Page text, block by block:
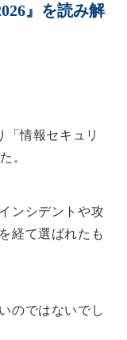
』を読み解
「情報セキュリ
。
ンシデントや攻
経て選ばれたも
のではないでし